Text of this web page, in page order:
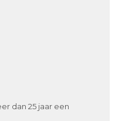
dan 25 jaar een